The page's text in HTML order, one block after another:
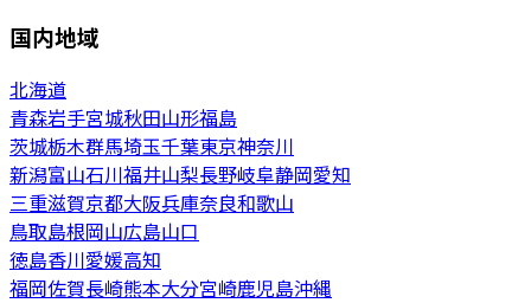
国内地域
北海道
青森岩手宮城秋田山形福島
茨城栃木群馬埼玉千葉東京神奈川
新潟富山石川福井山梨長野岐阜静岡愛知
三重滋賀京都大阪兵庫奈良和歌山
鳥取島根岡山広島山口
徳島香川愛媛高知
福岡佐賀長崎熊本大分宮崎鹿児島沖縄